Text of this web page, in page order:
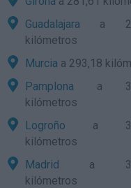
Guadalajara a
kilómetros
Murcia a 293,18
Pamplona a
kilómetros
Logroño a
kilómetros
Madrid a
kilómetros